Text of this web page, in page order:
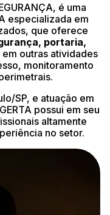
é uma
especializada em
que oferece
portaria,
outras atividades
monitoramento
SP, e atuação em
possui em seu
altamente
no setor.